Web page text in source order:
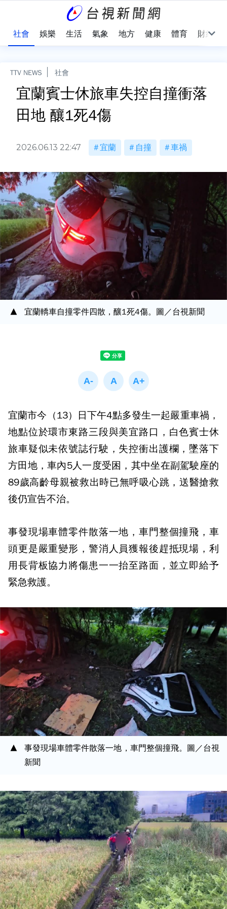
社會 娛樂 生活 氣象 地方 健康 體育 財經
TTV NEWS 社會
宜蘭賓士休旅車失控自撞衝落
田地 釀1死4傷
2026.06.13 22:47 宜蘭 自撞 車禍
宜蘭轎車自撞零件四散，釀1死4傷。圖／台視新聞
宜蘭市今（13）日下午4點多發生一起嚴重車禍，
地點位於環市東路三段與美宜路口，白色賓士休
旅車疑似未依號誌行駛，失控衝出護欄，墜落下
方田地，車內5人一度受困，其中坐在副駕駛座的
89歲高齡母親被救出時已無呼吸心跳，送醫搶救
後仍宣告不治。
事發現場車體零件散落一地，車門整個撞飛，車
頭更是嚴重變形，警消人員獲報後趕抵現場，利
用長背板協力將傷患一一抬至路面，並立即給予
緊急救護。
事發現場車體零件散落一地，車門整個撞飛。圖／台視
新聞